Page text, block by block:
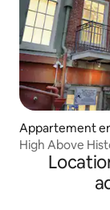
Appartement
éans
High Above